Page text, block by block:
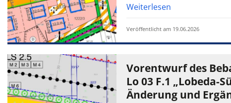
Weiterlesen
Veröffentlicht am 19.06.2026
Vorentwurf des
Lo 03 F.1 „Lobeda-
Änderung und